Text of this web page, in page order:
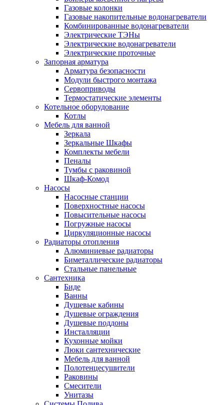
Газовые колонки
Газовые накопительные водонагреватели
Комбинированные водонагреватели
Электрические ТЭНы
Электрические водонагреватели
Электрические проточные
Запорная арматура
Арматура безопасности
Модули быстрого монтажа
Сервоприводы
Термостатические элементы
Котельное оборудование
Котлы
Мебель для ванной
Зеркала
Зеркальные Шкафы
Комплекты мебели
Пеналы
Тумбы с раковиной
Шкаф-Комод
Насосы
Насосные станции
Поверхностные насосы
Повысительные насосы
Погружные насосы
Циркуляционные насосы
Радиаторы отопления
Алюминиевые радиаторы
Биметаллические радиаторы
Стальные панельные
Сантехника
Биде
Ванны
Душевые кабины
Душевые ограждения
Душевые поддоны
Инсталляции
Кухонные мойки
Люки сантехнические
Мебель для ванной
Полотенцесушители
Раковины
Смесители
Унитазы